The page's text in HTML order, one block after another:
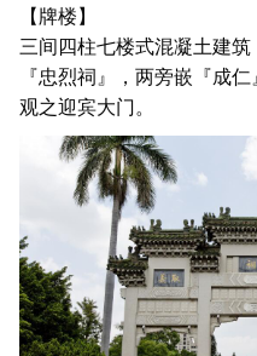
【牌楼】
三间四柱七楼式混凝土建
『忠烈祠』，两旁嵌『成
观之迎宾大门。